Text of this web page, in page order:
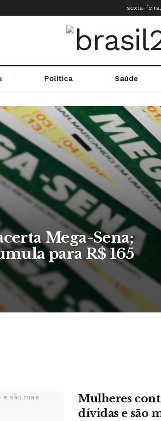
sexta-
Política Saúde
Mega-Sena;
para R$ 165
Mulheres
dívidas e são